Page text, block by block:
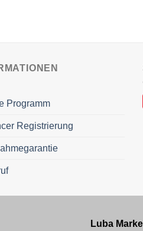
Programm
Registrierung
Luba